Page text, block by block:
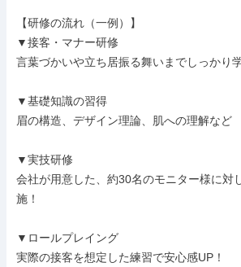
【研修の流れ（一例）】
▼接客・マナー研修
言葉づかいや立ち居振る舞いまでしっかり
▼基礎知識の習得
眉の構造、デザイン理論、肌への理解など
▼実技研修
会社が用意した、約30名のモニター様に対
施！
▼ロールプレイング
実際の接客を想定した練習で安心感UP！